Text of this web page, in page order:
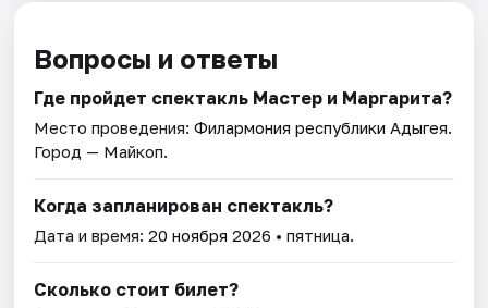
Вопросы и ответы
Где пройдет спектакль Мастер и Маргарита?
Место проведения:Филармония республики Адыгея.
Город — Майкоп.
Когда запланирован спектакль?
Дата и время:20 ноября 2026 • пятница.
Сколько стоит билет?